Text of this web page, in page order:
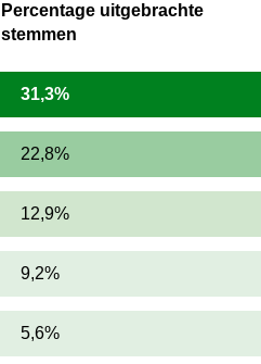
Percentage uitgebrachte
stemmen
31,3%
22,8%
12,9%
9,2%
5,6%